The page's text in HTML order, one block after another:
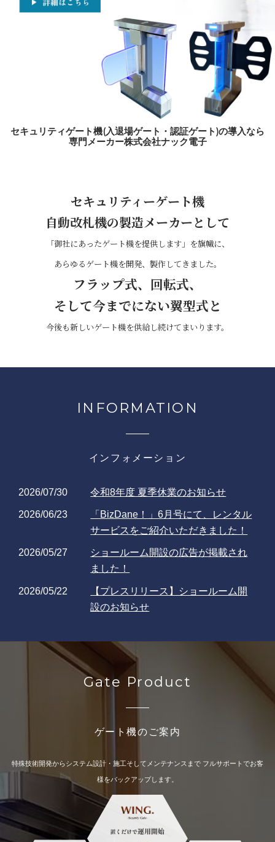
セキュリティゲート機(入退場ゲート・認証ゲート)の導入なら
専門メーカー株式会社ナック電子
セキュリティーゲート機
自動改札機の製造メーカーとして
「御社にあったゲート機を提供します」を旗幟に、
あらゆるゲート機を開発、製作してきました。
フラップ式、回転式、
そして今までにない翼型式と
今後も新しいゲート機を供給し続けてまいります。
INFORMATION
インフォメーション
2026/07/30 令和8年度 夏季休業のお知らせ
2026/06/23
「BizDane！」6月号にて、レンタル
サービスをご紹介いただきました！
2026/05/27
ショールーム開設の広告が掲載され
ました！
2026/05/22
【プレスリリース】ショールーム開
設のお知らせ
フラップ）
セキュリティゲート機のレンタルサ
ービス開始のお知らせ
レンタルサービス開始の広告が掲載
ス開始のお知らせ
2025/11/13
バックオフィス／営業・マーケ／IT・
情シス／店舗・EC DXPO東
京’25【秋】に出展いたします
2025/09/24
危機管理産業展(RISCON
Gate Product
ゲート機のご案内
特殊技術開発からシステム設計・施工そしてメンテナンスまで フルサポートでお客
様をバックアップします。